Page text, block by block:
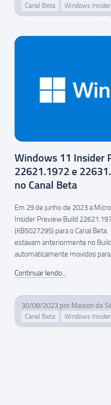
Canal Beta Windows Insider
Windows 11 Insider
22621.1972 e
no Canal Beta
Em 29 de junho de 2023 a
Insider Preview Build
(KB5027295) para o Canal
estavam anteriormente no
automaticamente movidos
Continuar lendo...
30/08/2023 por Maison da
Canal Beta Windows Insider